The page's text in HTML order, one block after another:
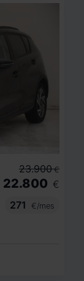
23.900 €
22.800 €
271
€/mes